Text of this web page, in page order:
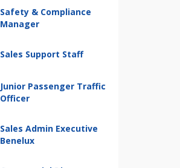
Safety & Compliance
Manager
Sales Support Staff
Junior Passenger Traffic
Officer
Sales Admin Executive
Benelux